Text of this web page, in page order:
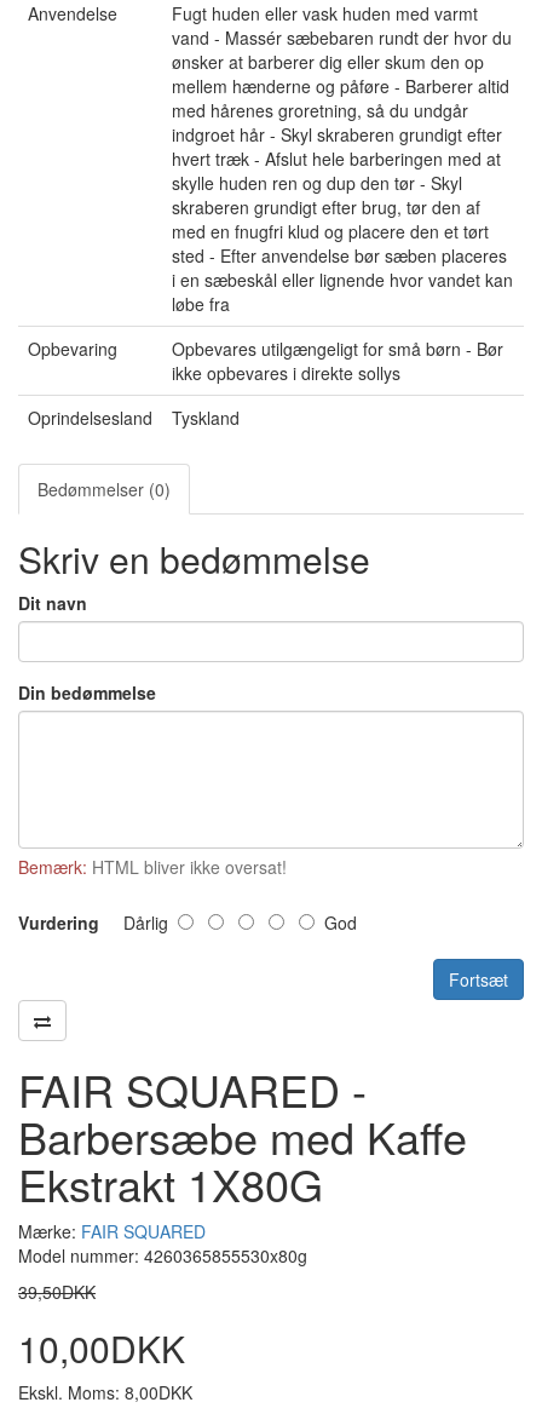
Anvendelse
Fugt huden eller vask huden med varmt
vand - Massér sæbebaren rundt der hvor du
ønsker at barberer dig eller skum den op
mellem hænderne og påføre - Barberer altid
med hårenes groretning, så du undgår
indgroet hår - Skyl skraberen grundigt efter
hvert træk - Afslut hele barberingen med at
skylle huden ren og dup den tør - Skyl
skraberen grundigt efter brug, tør den af
med en fnugfri klud og placere den et tørt
sted - Efter anvendelse bør sæben placeres
i en sæbeskål eller lignende hvor vandet kan
løbe fra
Opbevaring
Opbevares utilgængeligt for små børn - Bør
ikke opbevares i direkte sollys
Oprindelsesland
Tyskland
Bedømmelser (0)
Skriv en bedømmelse
Dit navn
Din bedømmelse
Bemærk: HTML bliver ikke oversat!
Vurdering Dårlig God
Fortsæt
FAIR SQUARED -
Barbersæbe med Kaffe
Ekstrakt 1X80G
Mærke: FAIR SQUARED
Model nummer: 4260365855530x80g
39,50DKK
10,00DKK
Ekskl. Moms: 8,00DKK